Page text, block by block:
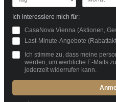
Ich interessiere mich für:
CasaNova Vienna (Aktionen,
Last-Minute-Angebote
Ich stimme zu, dass meine
werden, um werbliche E-Mails
jederzeit widerrufen kann.